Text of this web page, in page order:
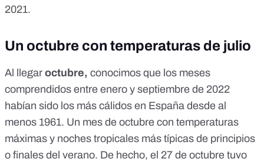
2021.
Un octubre con temperaturas de julio
Al llegar octubre, conocimos que los meses
comprendidos entre enero y septiembre de 2022
habían sido los más cálidos en España desde al
menos 1961. Un mes de octubre con temperaturas
máximas y noches tropicales más típicas de principios
o finales del verano. De hecho, el 27 de octubre tuvo